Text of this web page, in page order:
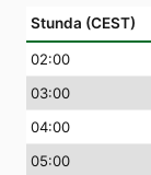
Stunda (CEST)
02:00
03:00
04:00
05:00